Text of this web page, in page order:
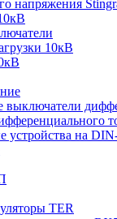
напряжения
10кВ
выключатели
устройства на
TER